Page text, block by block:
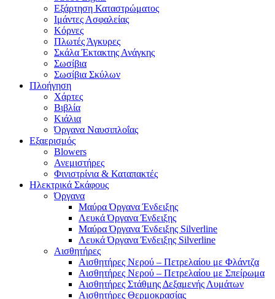
Εξάρτηση Καταστρώματος
Ιμάντες Ασφαλείας
Κόρνες
Πλωτές Άγκυρες
Σκάλα Έκτακτης Ανάγκης
Σωσίβια
Σωσίβια Σκύλων
Πλοήγηση
Χάρτες
Βιβλία
Κιάλια
Όργανα Ναυσιπλοΐας
Εξαερισμός
Blowers
Ανεμιστήρες
Φινιστρίνια & Καταπακτές
Ηλεκτρικά Σκάφους
Όργανα
Μαύρα Όργανα Ένδειξης
Λευκά Όργανα Ένδειξης
Μαύρα Όργανα Ένδειξης Silverline
Λευκά Όργανα Ένδειξης Silverline
Αισθητήρες
Αισθητήρες Νερού – Πετρελαίου με Φλάντζα
Αισθητήρες Νερού – Πετρελαίου με Σπείρωμα
Αισθητήρες Στάθμης Δεξαμενής Λυμάτων
Αισθητήρες Θερμοκρασίας